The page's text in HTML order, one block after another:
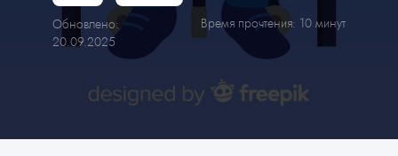
Обновлено:
20.09.2025
Время прочтения: 10 минут